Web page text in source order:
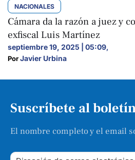
NACIONALES
Cámara da la razón a juez y
exfiscal Luis Martínez
septiembre 19, 2025 | 05:09,
Por Javier Urbina
Suscríbete al
El nombre completo y el email